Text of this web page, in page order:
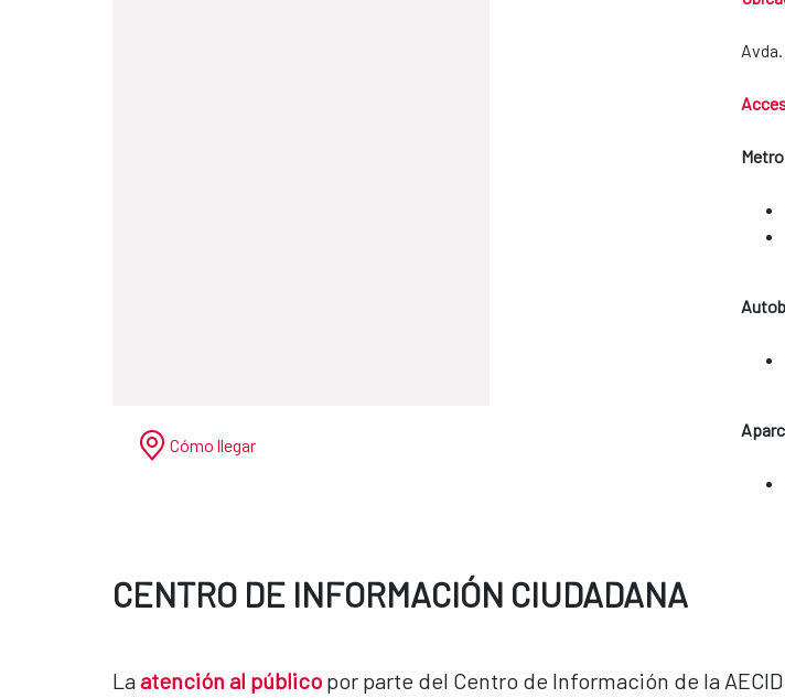
Cómo llegar
Metro
CENTRO DE INFORMACIÓN CIUDADANA
Laatención al público por parte del Centro de Información de la